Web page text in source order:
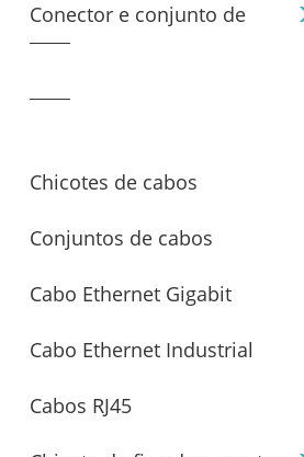
Conector e conjunto de
Chicotes de cabos
conectores sobremoldados
Conjuntos de cabos
personalizados
Cabo Ethernet Gigabit
Cabo Ethernet Industrial
Cabos RJ45